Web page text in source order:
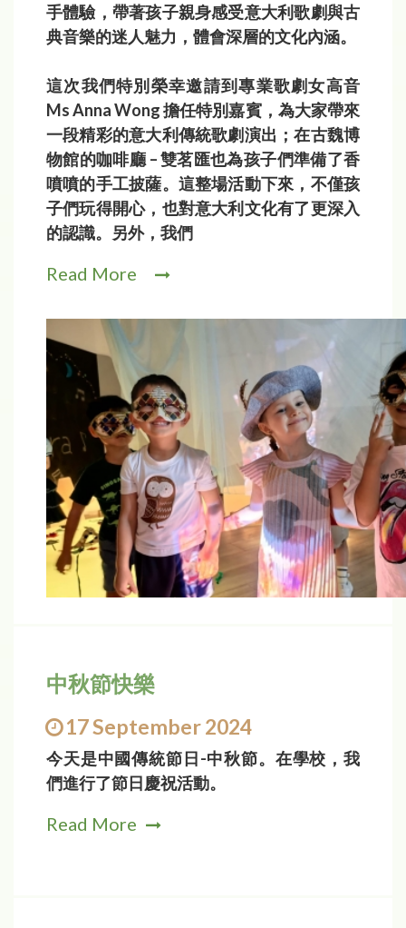
手體驗，帶著孩子親身感受意大利歌劇與古
典音樂的迷人魅力，體會深層的文化內涵。
這次我們特別榮幸邀請到專業歌劇女高音
Ms Anna Wong 擔任特別嘉賓，為大家帶來
一段精彩的意大利傳統歌劇演出；在古魏博
物館的咖啡廳 – 雙茗匯也為孩子們準備了香
噴噴的手工披薩。這整場活動下來，不僅孩
子們玩得開心，也對意大利文化有了更深入
的認識。另外，我們
Read More
中秋節快樂
17 September 2024
今天是中國傳統節日-中秋節。在學校，我
們進行了節日慶祝活動。
Read More